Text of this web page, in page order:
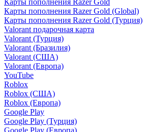
Карты пополнения Razer Gold
Карты пополнения Razer Gold (Global)
Карты пополнения Razer Gold (Турция)
Valorant подарочная карта
Valorant (Турция)
Valorant (Бразилия)
Valorant (США)
Valorant (Европа)
YouTube
Roblox
Roblox (США)
Roblox (Европа)
Google Play
Google Play (Турция)
Google Play (Европа)